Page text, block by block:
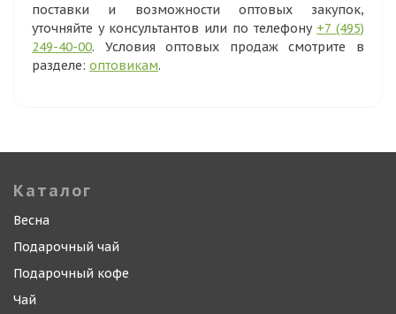
поставки и возможности оптовых закупок,
уточняйте у консультантов или по телефону +7 (495)
249-40-00. Условия оптовых продаж смотрите в
разделе: оптовикам.
Каталог
Весна
Подарочный чай
Подарочный кофе
Чай